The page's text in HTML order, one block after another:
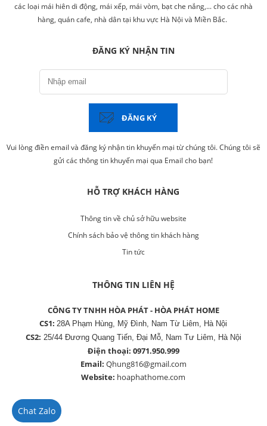
các loại mái hiên di động, mái xếp, mái vòm, bạt che nắng,... cho các nhà
hàng, quán cafe, nhà dân tại khu vực Hà Nội và Miền Bắc.
ĐĂNG KÝ NHẬN TIN
ĐĂNG KÝ
Vui lòng điền email và đăng ký nhận tin khuyến mại từ chúng tôi. Chúng tôi sẽ
gửi các thông tin khuyến mại qua Email cho bạn!
HỖ TRỢ KHÁCH HÀNG
Thông tin về chủ sở hữu website
Chính sách bảo vệ thông tin khách hàng
Tin tức
THÔNG TIN LIÊN HỆ
CÔNG TY TNHH HÒA PHÁT - HÒA PHÁT HOME
CS1:28A Phạm Hùng, Mỹ Đình, Nam Từ Liêm, Hà Nội
CS2: 25/44 Đương Quang Tiến, Đại Mỗ, Nam Tư Liêm, Hà Nội
Điện thoại: 0971.950.999
Email: Qhung816@gmail.com
Website: hoaphathome.com
Chat Zalo